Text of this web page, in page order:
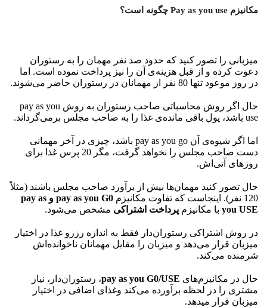
مکانیزم Pay as you use چگونه است؟
میزبانی را تصور کنید که حدود صد نفر مهمان را به رستوران
دعوت کرده و از قبل هزینه‌ی آن را نیز پرداخت نموده است. اما
در روز موعود تنها 80 نفر از مهمانان در رستوران حاضر می‌شوند.
حال اگر روش محاسباتی صاحب رستوران به روش pay as you
use باشد، پول باقی مانده‌ی غذا را به صاحب مجلس برمی‌گرداند.
اما اگر شیوه‌ی آن pay as you go باشد، چیزی در آخر مهمانی
دست صاحب مجلس را نخواهد گرفت، مگر 20 پرس غذا برای
روزهای آتی‌اش.
حال تصور کنید مهمان‌ها بیش از برآورد صاحب مجلس باشند (مثلاً
120 نفر). اینجاست که تفاوت مکانیزم
pay as you G0 و pay as
you USE با مکانیزم پرداخت اشتراکی مشخص می‌شود.
در روش اشتراکی رستوران‌دار فقط به اندازه رزرو غذا در اختیار
میزبان قرار می‌دهد و میزبان را مقابل مهمانان ناخوانده‌اش
شرمنده می‌کند.
حال در مکانیزم‌های pay as you G0/USE، رستوران‌دار، نیاز
مشتری را در لحظه برآورده می‌کند وغذای اضافی در اختیار
میزبان قرار میدهد.